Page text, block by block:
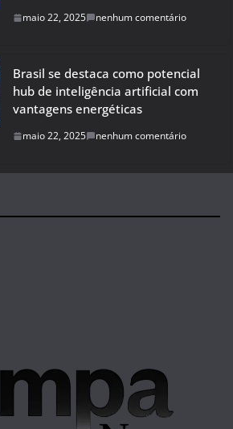
maio 22, 2025 nenhum comentário
Brasil se destaca como potencial
hub de inteligência artificial com
vantagens energéticas
maio 22, 2025 nenhum comentário